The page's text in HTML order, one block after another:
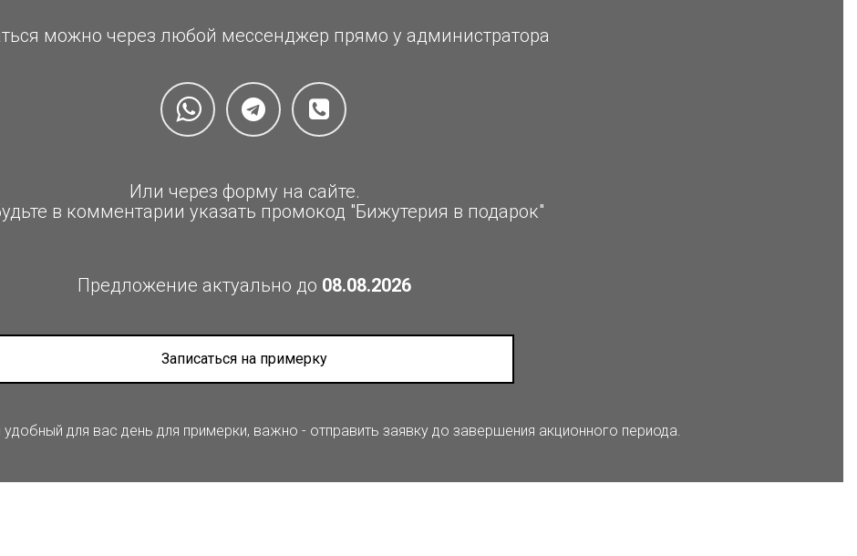
можно через любой мессенджер прямо у администратора
Или через форму на сайте.
в комментарии указать промокод "Бижутерия в подарок"
Предложение актуально до 08.08.2026
Записаться на примерку
для вас день для примерки, важно - отправить заявку до завершения акционного периода.